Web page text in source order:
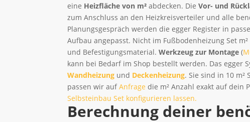
eine Heizfläche von m² abdecken. DieVor- und
zum Anschluss an den Heizkreisverteiler und alle
Planungsgespräch werden die egger Register in
Aufbau angepasst. Nicht im Fußbodenheizung Set
und Befestigungsmaterial.Werkzeug zur Montage (
kann bei Bedarf im Shop bestellt werden. Das egger
Wandheizung und Deckenheizung. Sie sind in 10
passen wir aufAnfrage die m² Anzahl exakt auf dein
Selbsteinbau Set konfigurieren lassen.
Berechnung deiner